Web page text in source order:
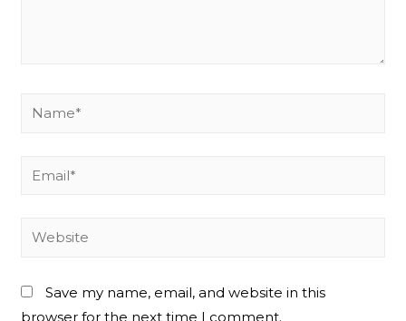
Name*
Email*
Website
Save my name, email, and website in this
browser for the next time I comment.